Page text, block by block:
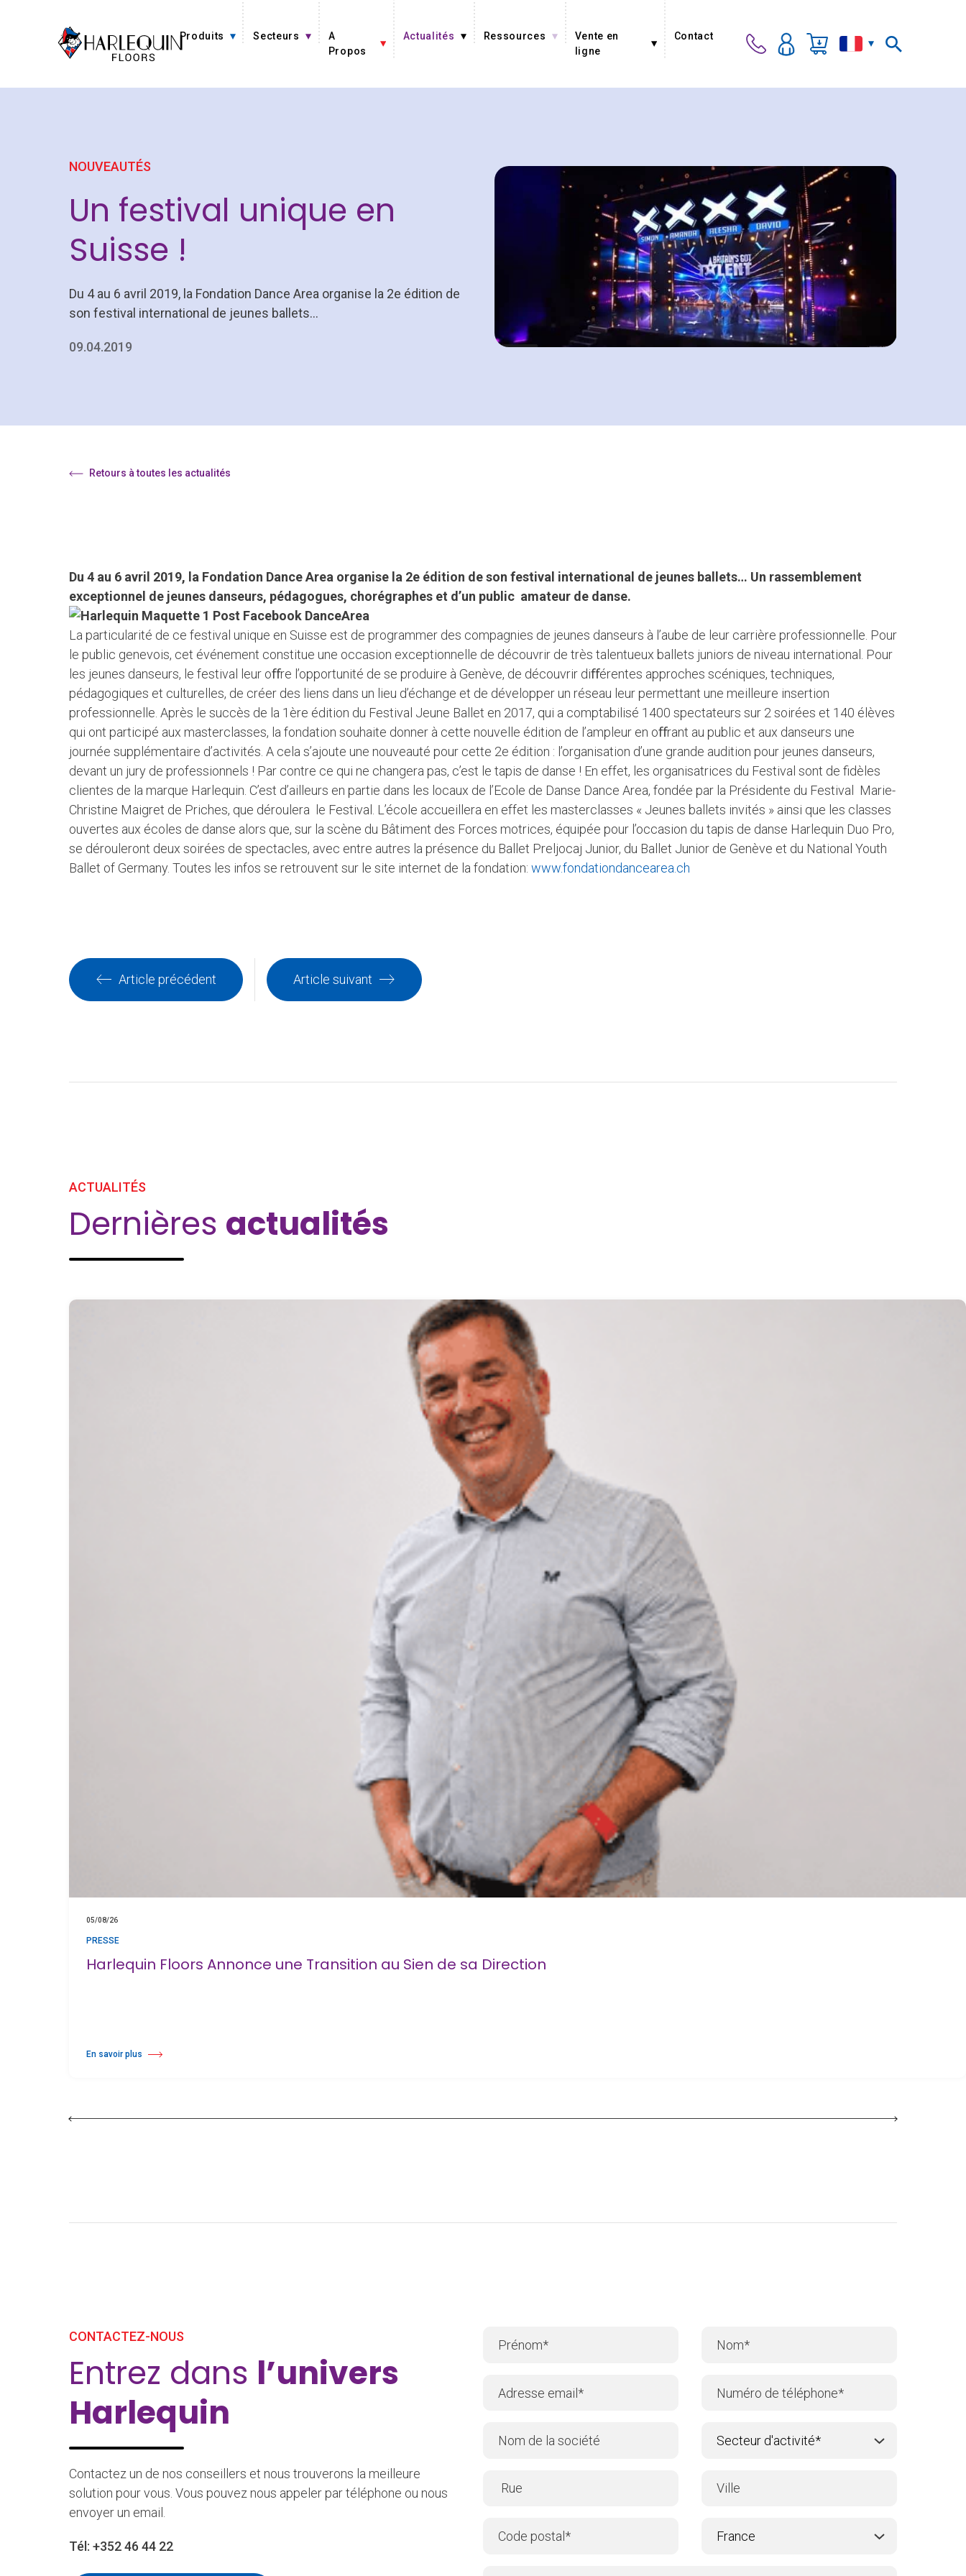
Produits Secteurs
A
Propos
Actualités Ressources
Vente en
ligne
Contact
NOUVEAUTÉS
Un festival unique en
Suisse !
Du 4 au 6 avril 2019, la Fondation Dance Area organise la 2e édition de
son festival international de jeunes ballets…
09.04.2019
Retours à toutes les actualités
Du 4 au 6 avril 2019, la Fondation Dance Area organise la 2e édition de son festival international de jeunes ballets… Un rassemblement
exceptionnel de jeunes danseurs, pédagogues, chorégraphes et d’un public amateur de danse.
La particularité de ce festival unique en Suisse est de programmer des compagnies de jeunes danseurs à l’aube de leur carrière professionnelle. Pour
le public genevois, cet événement constitue une occasion exceptionnelle de découvrir de très talentueux ballets juniors de niveau international. Pour
les jeunes danseurs, le festival leur oﬀre l’opportunité de se produire à Genève, de découvrir diﬀérentes approches scéniques, techniques,
pédagogiques et culturelles, de créer des liens dans un lieu d’échange et de développer un réseau leur permettant une meilleure insertion
professionnelle. Après le succès de la 1ère édition du Festival Jeune Ballet en 2017, qui a comptabilisé 1400 spectateurs sur 2 soirées et 140 élèves
qui ont participé aux masterclasses, la fondation souhaite donner à cette nouvelle édition de l’ampleur en oﬀrant au public et aux danseurs une
journée supplémentaire d’activités. A cela s’ajoute une nouveauté pour cette 2e édition : l’organisation d’une grande audition pour jeunes danseurs,
devant un jury de professionnels ! Par contre ce qui ne changera pas, c’est le tapis de danse ! En effet, les organisatrices du Festival sont de fidèles
clientes de la marque Harlequin. C’est d’ailleurs en partie dans les locaux de l’Ecole de Danse Dance Area, fondée par la Présidente du Festival Marie-
Christine Maigret de Priches, que déroulera le Festival. L’école accueillera en effet les masterclasses « Jeunes ballets invités » ainsi que les classes
ouvertes aux écoles de danse alors que, sur la scène du Bâtiment des Forces motrices, équipée pour l’occasion du tapis de danse Harlequin Duo Pro,
se dérouleront deux soirées de spectacles, avec entre autres la présence du Ballet Preljocaj Junior, du Ballet Junior de Genève et du National Youth
Ballet of Germany. Toutes les infos se retrouvent sur le site internet de la fondation: www.fondationdancearea.ch
Article précédent Article suivant
ACTUALITÉS
Dernières actualités
05/08/26
PRESSE
Harlequin Floors Annonce une Transition au Sien de sa Direction
En savoir plus
à propos Harlequin Floors Annonce une Transition au Sien de sa Direction
CONTACTEZ-NOUS
Entrez dans l’univers
Harlequin
Contactez un de nos conseillers et nous trouverons la meilleure
solution pour vous. Vous pouvez nous appeler par téléphone ou nous
envoyer un email.
Tél: +352 46 44 22